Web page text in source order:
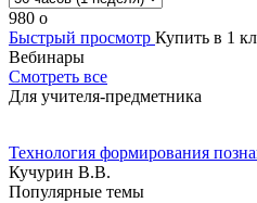
980 o
Быстрый просмотр Купить в 1
Вебинары
Смотреть все
Для учителя-предметника
Технология формирования
Кучурин В.В.
Популярные темы